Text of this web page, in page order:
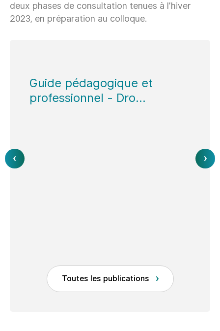
deux phases de consultation tenues à l’hiver
2023, en préparation au colloque.
Guide pédagogique et
professionnel - Dro...
Toutes les publications